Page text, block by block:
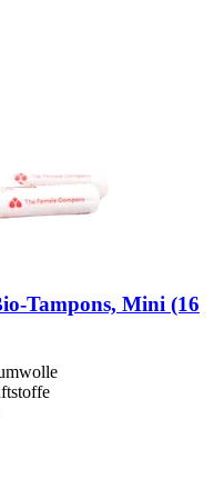
​Tampons, Mini (16